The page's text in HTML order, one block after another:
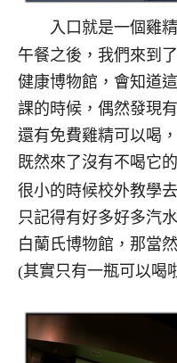
入口就是一個雞精
午餐之後，我們來到
健康博物館，會知道
課的時候，偶然發現
還有免費雞精可以喝
既然來了沒有不喝它
很小的時候校外教學
只記得有好多好多汽
白蘭氏博物館，那當
(其實只有一瓶可以喝